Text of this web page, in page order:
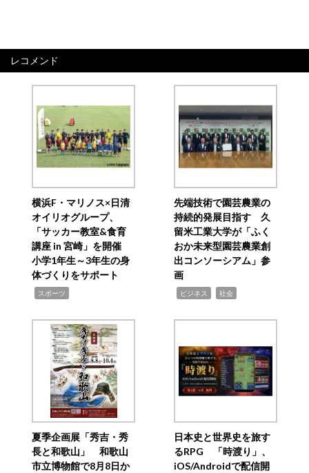
レコメンド
横浜F・マリノス×日清
オイリオグループ、
「サッカー教室&食育
講座 in 宮崎」を開催
小学1年生～3年生の身
体づくりをサポート
スポーツ
先端技術で園芸農業の
持続的発展目指す 久
留米工業大学が「ふく
おか未来型園芸農業創
出コンソーシアム」参
画
ビジネス 社会
夏季企画展「秀吉・秀
長と和歌山」 和歌山
市立博物館で8月8日か
日本史と世界史を旅す
るRPG 「時渡り」、
iOS/Androidで配信開